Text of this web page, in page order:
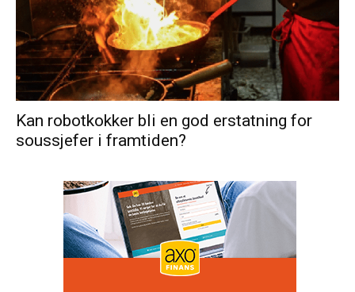
Kan robotkokker bli en god erstatning for
soussjefer i framtiden?